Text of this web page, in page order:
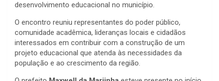
desenvolvimento educacional no município.
O encontro reuniu representantes do poder público,
comunidade acadêmica, lideranças locais e cidadãos
interessados em contribuir com a construção de um
projeto educacional que atenda às necessidades da
população e ao crescimento da região.